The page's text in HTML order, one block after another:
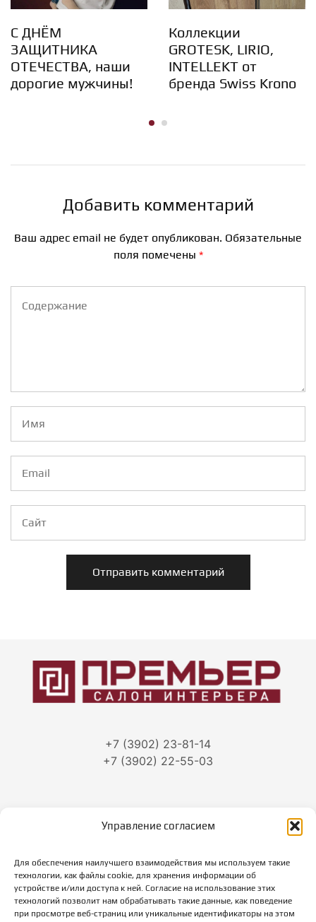
Управление согласием
Для обеспечения наилучшего взаимодействия мы используем такие
технологии, как файлы cookie, для хранения информации об
устройстве и/или доступа к ней. Согласие на использование этих
технологий позволит нам обрабатывать такие данные, как поведение
при просмотре веб-страниц или уникальные идентификаторы на этом
С ДНЁМ
ЗАЩИТНИКА
ОТЕЧЕСТВА, наши
дорогие мужчины!
Коллекции
GROTESK, LIRIO,
INTELLEKT от
бренда Swiss Krono
Добавить комментарий
Ваш адрес email не будет опубликован. Обязательные
поля помечены *
+7 (3902) 23-81-14
+7 (3902) 22-55-03
г. Абакан, ул.Тараса Шевченко, 86
Режим работы:
пн-пт: с 10-00 до 19-00
суббота: с 10-00 до 18-00